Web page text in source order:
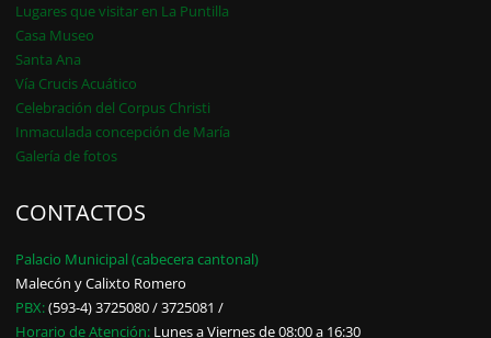
Lugares que visitar en La Puntilla
Casa Museo
Santa Ana
Vía Crucis Acuático
Celebración del Corpus Christi
Inmaculada concepción de María
Galería de fotos
CONTACTOS
Palacio Municipal (cabecera cantonal)
Malecón y Calixto Romero
PBX:(593-4) 3725080 / 3725081 /
Horario de Atención: Lunes a Viernes de 08:00 a 16:30